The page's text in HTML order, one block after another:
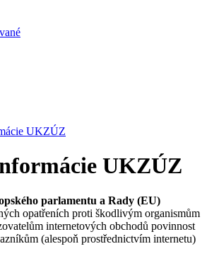
UKZÚZ
UKZÚZ
parlamentu a Rady (EU)
opatřeních proti škodlivým organismům
internetových obchodů povinnost
(alespoň prostřednictvím internetu)